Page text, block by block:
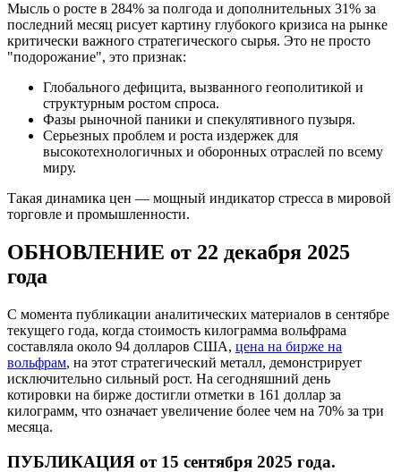
Мысль о росте в 284% за полгода и дополнительных 31% за
последний месяц рисует картину глубокого кризиса на рынке
критически важного стратегического сырья. Это не просто
"подорожание", это признак:
Глобального дефицита, вызванного геополитикой и
структурным ростом спроса.
Фазы рыночной паники и спекулятивного пузыря.
Серьезных проблем и роста издержек для
высокотехнологичных и оборонных отраслей по всему
миру.
Такая динамика цен — мощный индикатор стресса в мировой
торговле и промышленности.
ОБНОВЛЕНИЕ от 22 декабря 2025
года
С момента публикации аналитических материалов в сентябре
текущего года, когда стоимость килограмма вольфрама
составляла около 94 долларов США, цена на бирже на
вольфрам, на этот стратегический металл, демонстрирует
исключительно сильный рост. На сегодняшний день
котировки на бирже достигли отметки в 161 доллар за
килограмм, что означает увеличение более чем на 70% за три
месяца.
ПУБЛИКАЦИЯ от 15 сентября 2025 года.